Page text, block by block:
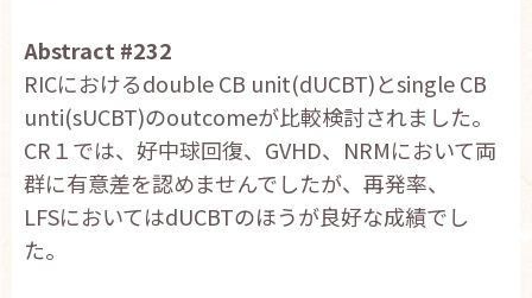
Abstract #232
RICにおけるdouble CB unit(dUCBT)とsingle CB
unti(sUCBT)のoutcomeが比較検討されました。
CR１では、好中球回復、GVHD、NRMにおいて両
群に有意差を認めませんでしたが、再発率、
LFSにおいてはdUCBTのほうが良好な成績でし
た。